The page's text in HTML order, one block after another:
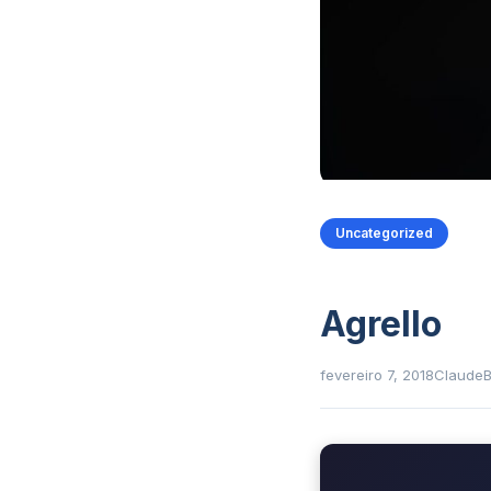
Uncategorized
Agrello
fevereiro 7, 2018